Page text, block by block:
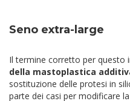
Seno extra-large
Il termine corretto per questo
della mastoplastica
sostituzione delle protesi in
parte dei casi per modificare